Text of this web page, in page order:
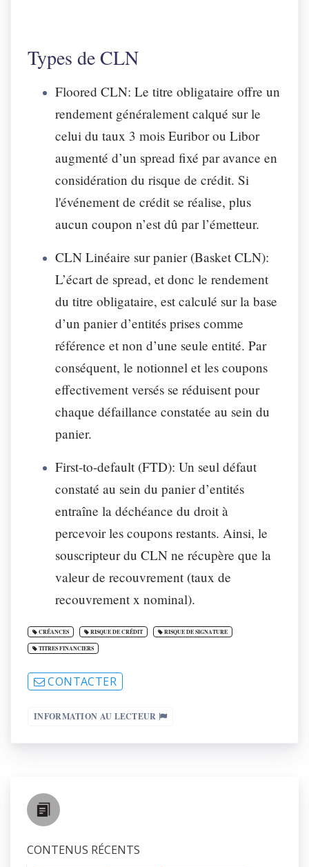
Types de CLN
Floored CLN: Le titre obligataire offre un
rendement généralement calqué sur le
celui du taux 3 mois Euribor ou Libor
augmenté d’un spread fixé par avance en
considération du risque de crédit. Si
l'événement de crédit se réalise, plus
aucun coupon n’est dû par l’émetteur.
CLN Linéaire sur panier (Basket CLN):
L’écart de spread, et donc le rendement
du titre obligataire, est calculé sur la base
d’un panier d’entités prises comme
référence et non d’une seule entité. Par
conséquent, le notionnel et les coupons
effectivement versés se réduisent pour
chaque défaillance constatée au sein du
panier.
First-to-default (FTD): Un seul défaut
constaté au sein du panier d’entités
entraîne la déchéance du droit à
percevoir les coupons restants. Ainsi, le
souscripteur du CLN ne récupère que la
valeur de recouvrement (taux de
recouvrement x nominal).
CRÉANCES RISQUE DE CRÉDIT
RISQUE DE SIGNATURE
TITRES FINANCIERS
CONTACTER
INFORMATION AU LECTEUR
CONTENUS RÉCENTS